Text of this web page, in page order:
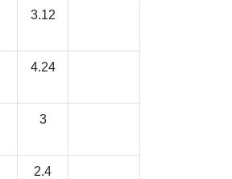
3.12
4.24
3
2.4